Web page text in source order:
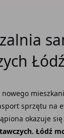
sprzętu na
okazuje się
Łódź